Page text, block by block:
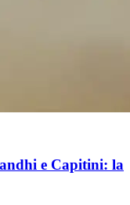
e Capitini: la